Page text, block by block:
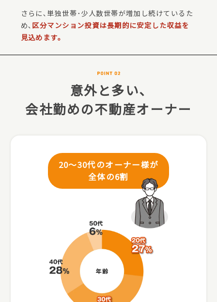
さらに､単独世帯･少人数世帯が増加し続けているた
め､ 区分マンション投資は長期的に安定した収益を
見込めます。
意外と多い､
会社勤めの不動産オーナー
20～30代のオーナー様が
全体の6割